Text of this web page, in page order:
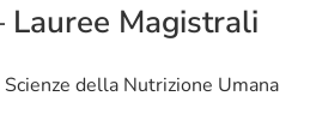
Lauree Magistrali
della Nutrizione Umana